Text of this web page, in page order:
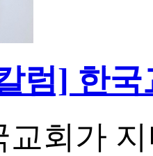
럼] 한
교회가